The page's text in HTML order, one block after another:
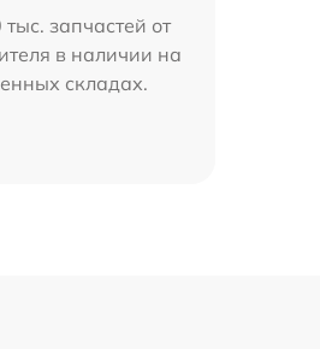
запчастей от
в наличии на
складах.